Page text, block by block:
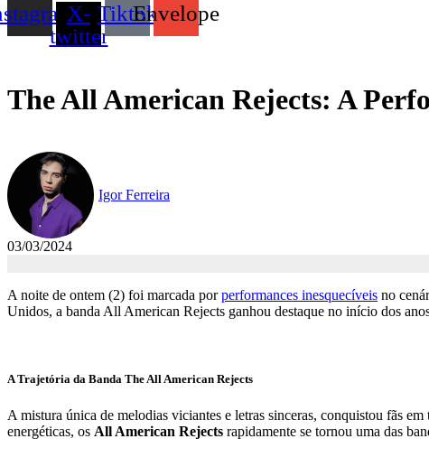
X-
twitter
TiktokEnvelope
The All American Rejects: A
Igor Ferreira
03/03/2024
A noite de ontem (2) foi marcada porperformances inesquecíveis no
Unidos, a banda All American Rejects ganhou destaque no início dos
A Trajetória da Banda The All American Rejects
A mistura única de melodias viciantes e letras sinceras, conquistou fãs
energéticas, os All American Rejects rapidamente se tornou uma das